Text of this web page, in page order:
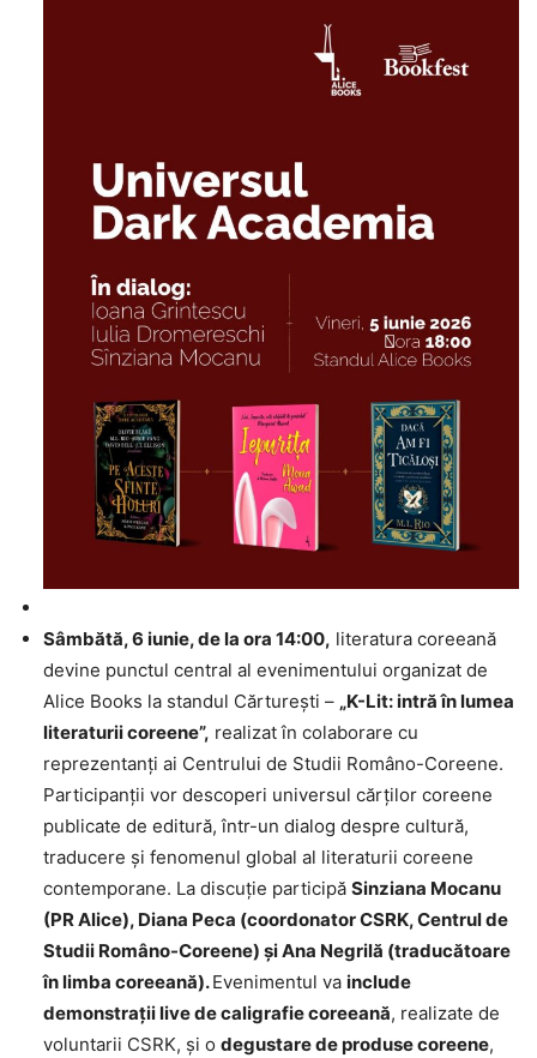
Sâmbătă, 6 iunie, de la ora 14:00, literatura coreeană
devine punctul central al evenimentului organizat de
Alice Books la standul Cărturești – „K-Lit: intră în lumea
literaturii coreene”, realizat în colaborare cu
reprezentanți ai Centrului de Studii Româno-Coreene.
Participanții vor descoperi universul cărților coreene
publicate de editură, într-un dialog despre cultură,
traducere și fenomenul global al literaturii coreene
contemporane. La discuție participă Sinziana Mocanu
(PR Alice), Diana Peca (coordonator CSRK, Centrul de
Studii Româno-Coreene) și Ana Negrilă (traducătoare
în limba coreeană).Evenimentul va include
demonstrații live de caligrafie coreeană, realizate de
voluntarii CSRK, și o degustare de produse coreene,